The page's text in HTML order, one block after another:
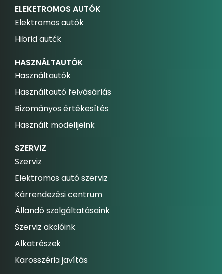
ELEKETROMOS AUTÓK
Elektromos autók
Hibrid autók
HASZNÁLTAUTÓK
Használtautók
Használtautó felvásárlás
Bizományos értékesítés
Használt modelljeink
SZERVIZ
Szerviz
Elektromos autó szerviz
Kárrendezési centrum
Állandó szolgáltatásaink
Szerviz akcióink
Alkatrészek
Karosszéria javítás